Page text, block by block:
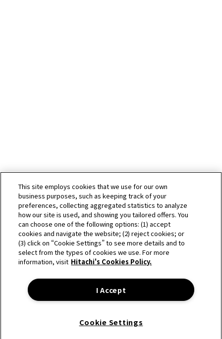
This site employs cookies that we use for our own
business purposes, such as keeping track of your
preferences, collecting aggregated statistics to analyze
how our site is used, and showing you tailored offers. You
can choose one of the following options: (1) accept
cookies and navigate the website; (2) reject cookies; or
(3) click on “Cookie Settings” to see more details and to
select from the types of cookies we use. For more
information, visit Hitachi's Cookies Policy.
I Accept
Cookie Settings